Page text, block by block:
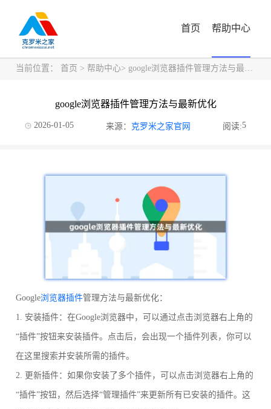
首页 帮助中心
当前位置： 首页 > 帮助中心> google浏览器插件管理方法与最新优化
google浏览器插件管理方法与最新优化
2026-01-05 来源： 克罗米之家官网 阅读:5
Google浏览器插件管理方法与最新优化：
1. 安装插件：在Google浏览器中，可以通过点击浏览器右上角的
“插件”按钮来安装插件。点击后，会出现一个插件列表，你可以
在这里搜索并安装所需的插件。
2. 更新插件：如果你安装了多个插件，可以点击浏览器右上角的
“插件”按钮，然后选择“管理插件”来更新所有已安装的插件。这